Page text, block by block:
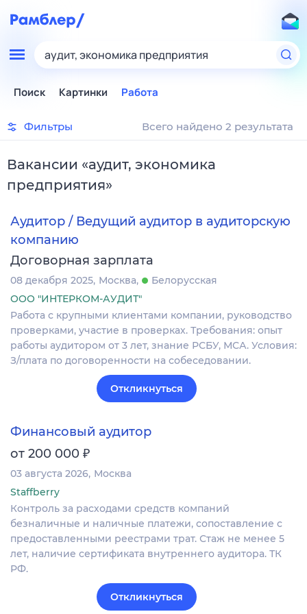
аудит, экономика предприятия
Поиск Картинки Работа
Фильтры Всего найдено 2 результата
Вакансии «аудит, экономика
предприятия»
Аудитор / Ведущий аудитор в аудиторскую
компанию
Договорная зарплата
08 декабря 2025 Москва
Белорусская
ООО "ИНТЕРКОМ-АУДИТ"
Работа с крупными клиентами компании, руководство
проверками, участие в проверках. Требования: опыт
работы аудитором от 3 лет, знание РСБУ, МСА. Условия:
З/плата по договоренности на собеседовании.
Откликнуться
Финансовый аудитор
от 200 000 ₽
03 августа 2026 Москва
Staffberry
Контроль за расходами средств компаний
безналичные и наличные платежи, сопоставление с
предоставленными реестрами трат. Стаж не менее 5
лет, наличие сертификата внутреннего аудитора. ТК
РФ.
Откликнуться